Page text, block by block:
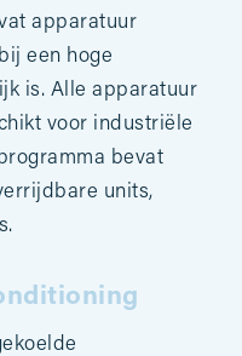
apparatuur
een hoge
is. Alle apparatuur
voor industriële
bevat
units,